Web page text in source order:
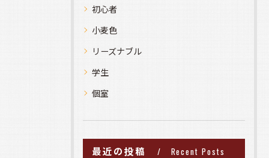
初心者
小麦色
リーズナブル
学生
個室
最近の投稿 Recent Posts